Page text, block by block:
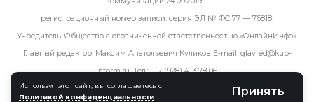
Используя этот сайт, вы соглашаетесь с
Политикой конфиденциальности
Принять
регистрационный номер записи: серия ЭЛ № ФС 77 — 76818.
Учредитель: Общество с ограниченной ответственностью «ОнлайнИнфо».
Главный редактор: Максим Анатольевич Куликов E-mail: glavred@kub-
inform.ru. Тел.:+ 7 (928) 413 78 06.